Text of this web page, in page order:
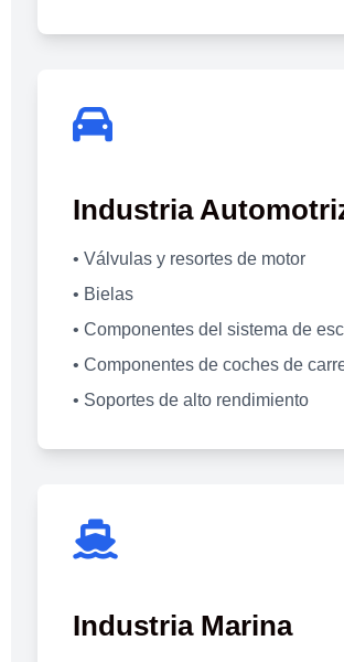
Industria
• Válvulas y resortes de motor
• Bielas
• Componentes del sistema de
• Componentes de coches de
• Soportes de alto rendimiento
Industria Marina